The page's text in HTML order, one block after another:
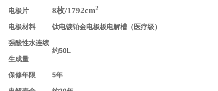
电极片 8枚/1792cm2
电极材料 钛电镀铂金电极板电解槽（医疗级）
强酸性水连续
生成量
约50L
保修年限 5年